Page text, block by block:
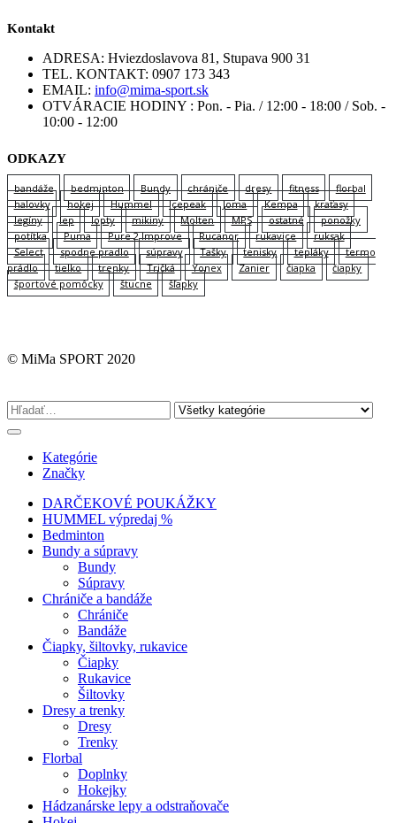
Kontakt
ADRESA: Hviezdoslavova 81, Stupava 900 31
TEL. KONTAKT: 0907 173 343
EMAIL: info@mima-sport.sk
OTVÁRACIE HODINY : Pon. - Pia. / 12:00 - 18:00 / Sob. -
10:00 - 12:00
ODKAZY
bandáže bedminton Bundy chrániče dresy fitness
florbal
halovky
hokej Hummel Icepeak Joma Kempa
kraťasy
legíny
lep lopty mikiny Molten MPS ostatné
ponožky
potítka
Puma Pure 2 Improve Rucanor rukavice
ruksak
Select
spodne pradlo súpravy Tašky tenisky tepláky
termo
prádlo
tielko trenky Tričká Yonex Zanier čiapka
čiapky
športové pomôcky
štucne šľapky
© MiMa SPORT 2020
Kategórie
Značky
DARČEKOVÉ POUKÁŽKY
HUMMEL výpredaj %
Bedminton
Bundy a súpravy
Bundy
Súpravy
Chrániče a bandáže
Chrániče
Bandáže
Čiapky, šiltovky, rukavice
Čiapky
Rukavice
Šiltovky
Dresy a trenky
Dresy
Trenky
Florbal
Doplnky
Hokejky
Hádzanárske lepy a odstraňovače